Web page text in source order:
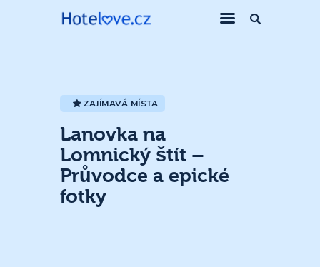
ZAJÍMAVÁ MÍSTA
Lanovka na
Lomnický štít –
Průvodce a epické
fotky